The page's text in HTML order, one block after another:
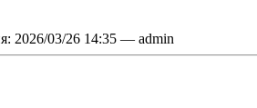
2026/03/26 14:35 — admin